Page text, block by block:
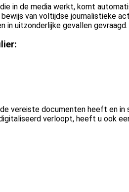
in de media werkt, komt
van voltijdse journalistieke
in uitzonderlijke gevallen gevraagd.
vereiste documenten heeft en
verloopt, heeft u ook